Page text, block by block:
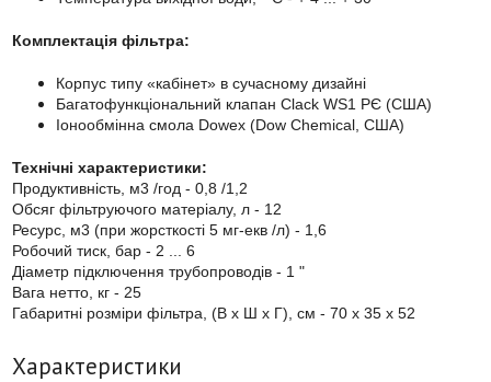
Комплектація фільтра:
Корпус типу «кабінет» в сучасному дизайні
Багатофункціональний клапан Clack WS1 РЄ (США)
Іонообмінна смола Dowex (Dow Chemical, США)
Технічні характеристики:
Продуктивність, м3 /год - 0,8 /1,2
Обсяг фільтруючого матеріалу, л - 12
Ресурс, м3 (при жорсткості 5 мг-екв /л) - 1,6
Робочий тиск, бар - 2 ... 6
Діаметр підключення трубопроводів - 1 "
Вага нетто, кг - 25
Габаритні розміри фільтра, (В х Ш х Г), см - 70 х 35 х 52
Характеристики